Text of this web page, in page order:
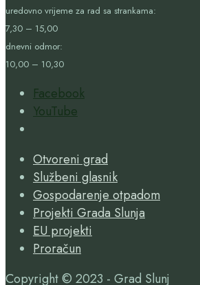
uredovno vrijeme za rad sa strankama:
7,30 – 15,00
dnevni odmor:
10,00 – 10,30
Facebook
YouTube
Window
Otvoreni grad
Službeni glasnik
Gospodarenje otpadom
Projekti Grada Slunja
EU projekti
Proračun
Copyright © 2023 - Grad Slunj